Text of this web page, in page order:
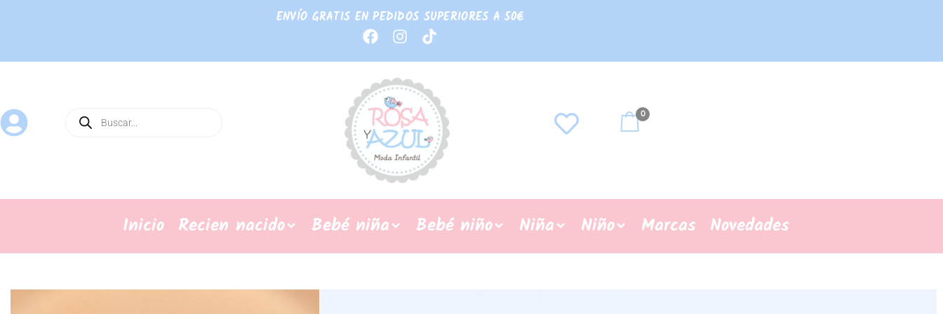
ENVÍO GRATIS EN PEDIDOS SUPERIORES A 50€
0
Inicio Recien nacido Bebé niña Bebé niño Niña Niño Marcas Novedades